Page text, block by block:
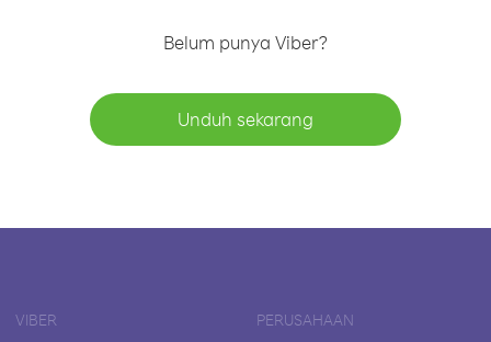
Belum punya Viber?
Unduh sekarang
VIBER PERUSAHAAN